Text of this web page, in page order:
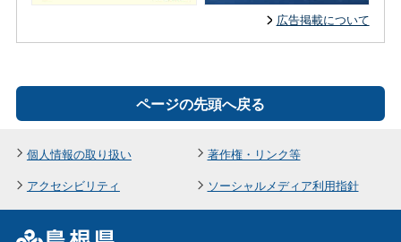
広告掲載について
ページの先頭へ戻る
個人情報の取り扱い
著作権・リンク等
アクセシビリティ
ソーシャルメディア利用指針